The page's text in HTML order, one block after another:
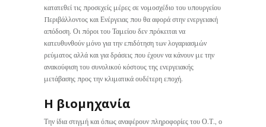
κατατεθεί τις προσεχείς μέρες σε νομοσχέδιο του υπουργείου
Περιβάλλοντος και Ενέργειας που θα αφορά στην ενεργειακή
απόδοση. Οι πόροι του Ταμείου δεν πρόκειται να
κατευθυνθούν μόνο για την επιδότηση των λογαριασμών
ρεύματος αλλά και για δράσεις που έχουν να κάνουν με την
ανακούφιση του συνολικού κόστους της ενεργειακής
μετάβασης προς την κλιματικά ουδέτερη εποχή.
Η βιομηχανία
Την ίδια στιγμή και όπως αναφέρουν πληροφορίες του Ο.Τ., ο